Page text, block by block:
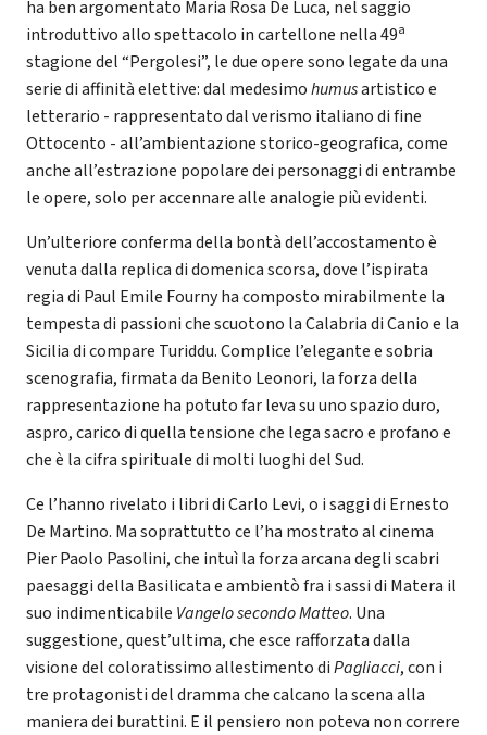
ha ben argomentato Maria Rosa De Luca, nel saggio
introduttivo allo spettacolo in cartellone nella 49a
stagione del “Pergolesi”, le due opere sono legate da una
serie di affinità elettive: dal medesimohumusartistico e
letterario - rappresentato dal verismo italiano di fine
Ottocento - all’ambientazione storico-geografica, come
anche all’estrazione popolare dei personaggi di entrambe
le opere, solo per accennare alle analogie più evidenti.
Un’ulteriore conferma della bontà dell’accostamento è
venuta dalla replica di domenica scorsa, dove l’ispirata
regia di Paul Emile Fourny ha composto mirabilmente la
tempesta di passioni che scuotono la Calabria di Canio e la
Sicilia di compare Turiddu. Complice l’elegante e sobria
scenografia, firmata da Benito Leonori, la forza della
rappresentazione ha potuto far leva su uno spazio duro,
aspro, carico di quella tensione che lega sacro e profano e
che è la cifra spirituale di molti luoghi del Sud.
Ce l’hanno rivelato i libri di Carlo Levi, o i saggi di Ernesto
De Martino. Ma soprattutto ce l’ha mostrato al cinema
Pier Paolo Pasolini, che intuì la forza arcana degli scabri
paesaggi della Basilicata e ambientò fra i sassi di Matera il
suo indimenticabile Vangelo secondo Matteo. Una
suggestione, quest’ultima, che esce rafforzata dalla
visione del coloratissimo allestimento diPagliacci, con i
tre protagonisti del dramma che calcano la scena alla
maniera dei burattini. E il pensiero non poteva non correre